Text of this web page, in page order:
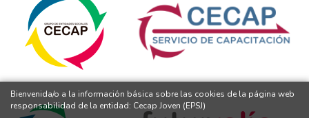
Bienvenida/o a la información básica sobre las cookies de la página web
responsabilidad de la entidad: Cecap Joven (EPSJ)